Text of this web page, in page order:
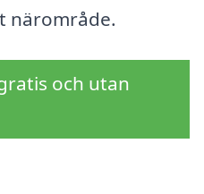
närområde.
och utan